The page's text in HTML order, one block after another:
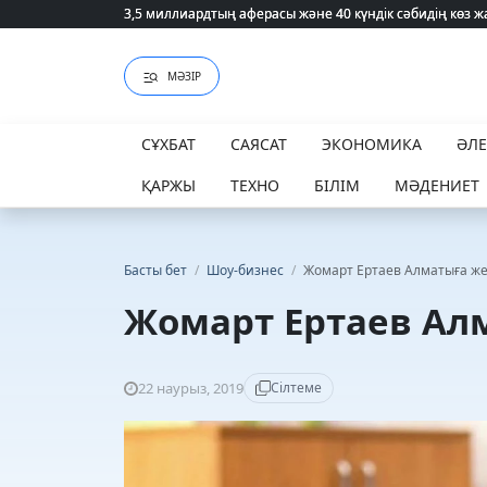
3,5 миллиардтың аферасы және 40 күндік сәбидің
3,5 миллиардтың аферасы және 40 күндік сәбидің
МӘЗІР
СҰХБАТ САЯСАТ ЭКОНОМИКА
ҚАРЖЫ
ТЕХНО БІЛІМ МӘДЕНИЕТ
Басты бет / Шоу-бизнес / Жомарт Ертаев Алматыға
Жомарт Ертаев
22 наурыз, 2019 Сілтеме